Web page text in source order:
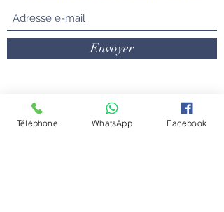
Envoyer
contact@centredyscolaire.com
Téléphone WhatsApp Facebook